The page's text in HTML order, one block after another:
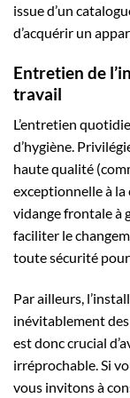
issue d’un
d’acquérir un
Entretien de
travail
L’entretien
d’hygiène.
haute qualité
exceptionnelle à la
vidange frontale à
faciliter le
toute sécurité
Par ailleurs,
inévitablement
est donc crucial
irréprochable. Si
vous invitons à